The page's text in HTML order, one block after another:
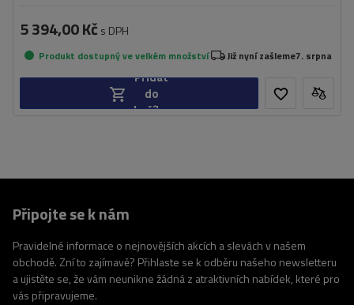
5 394,00 Kč s DPH
Produkt dostupný ve velkém množství Již nyní zašleme7. srpna
Přidat
do
košíku
Připojte se k nám
Pravidelné informace o nejnovějších akcích a slevách v našem
obchodě. Zní to zajímavě? Přihlaste se k odběru našeho newsletteru
a ujistěte se, že vám neunikne žádná z atraktivních nabídek, které pro
vás připravujeme.